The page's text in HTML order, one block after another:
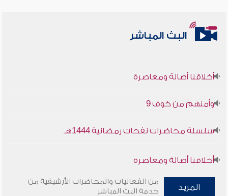
البث المباشر
أخلاقنا أصالة ومعاصرة
وأمنهم من خوف 9
سلسلة محاضرات نفحات رمضانية 1444هـ
أخلاقنا أصالة ومعاصرة
وأمنهم من خوف 9
المزيد
من الفعاليات والمحاضرات الأرشيفية من
خدمة البث المباشر